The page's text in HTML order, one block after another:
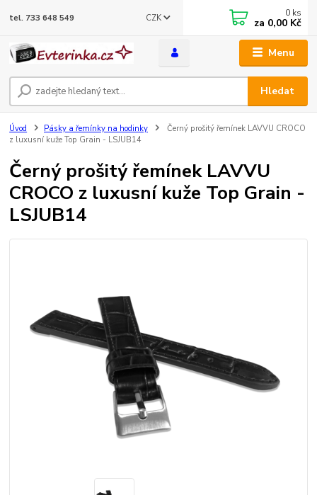
Menu
CZK
Hledat
tel. 733 648 549 0 ks
za 0,00 Kč
Úvod Pásky a řemínky na hodinky
Černý prošitý řemínek LAVVU CROCO
z luxusní kuže Top Grain - LSJUB14
Černý prošitý řemínek LAVVU
CROCO z luxusní kuže Top Grain -
LSJUB14